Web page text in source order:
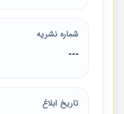
شماره نشریه
---
تاریخ ابلاغ